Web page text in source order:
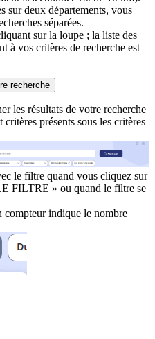
sur deux départements, vous
séparées.
sur la loupe ; la liste des
à vos critères de recherche est
recherche
les résultats de votre recherche
présents sous les critères
le filtre quand vous cliquez sur
FILTRE » ou quand le filtre se
compteur indique le nombre